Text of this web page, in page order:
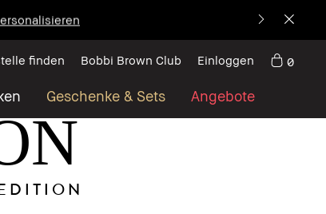
Geschenke & Sets Angebote
finden Bobbi Brown Club Einloggen 0